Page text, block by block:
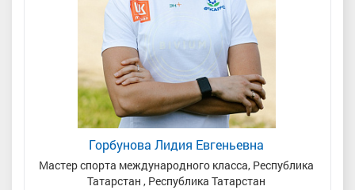
Горбунова Лидия Евгеньевна
Мастер спорта международного класса, Республика
Татарстан , Республика Татарстан